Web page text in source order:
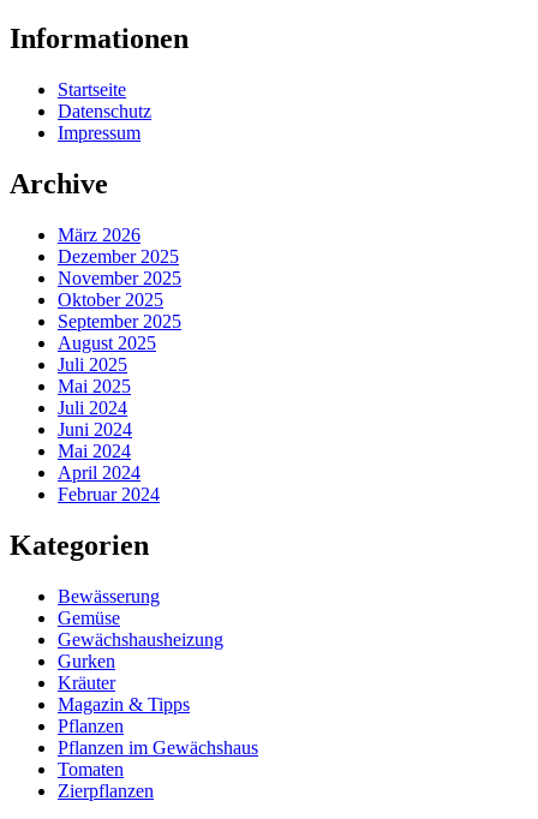
Informationen
Startseite
Datenschutz
Impressum
Archive
März 2026
Dezember 2025
November 2025
Oktober 2025
September 2025
August 2025
Juli 2025
Mai 2025
Juli 2024
Juni 2024
Mai 2024
April 2024
Februar 2024
Kategorien
Bewässerung
Gemüse
Gewächshausheizung
Gurken
Kräuter
Magazin & Tipps
Pflanzen
Pflanzen im Gewächshaus
Tomaten
Zierpflanzen